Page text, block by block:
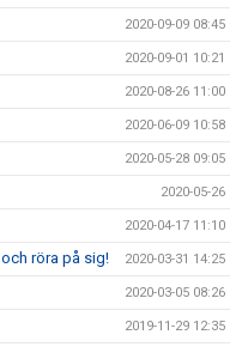
2020-09-09 08:45
2020-09-01 10:21
2020-08-26 11:00
2020-06-09 10:58
2020-05-28 09:05
2020-05-26
2020-04-17 11:10
röra på sig! 2020-03-31 14:25
2020-03-05 08:26
2019-11-29 12:35